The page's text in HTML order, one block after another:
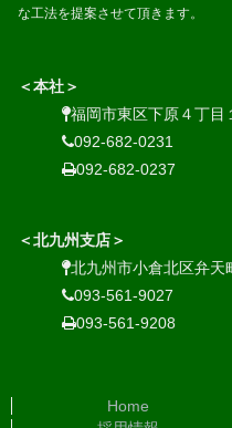
な工法を提案させて頂きます。
＜本社＞
福岡市東区下原４丁目
092-682-0231
092-682-0237
＜北九州支店＞
北九州市小倉北区弁天
093-561-9027
093-561-9208
Home